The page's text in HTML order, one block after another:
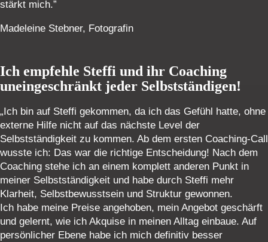
stärkt mich.”
Madeleine Stebner, Fotografin
Ich empfehle Steffi und ihr Coaching
uneingeschränkt jeder Selbstständigen!
„Ich bin auf Steffi gekommen, da ich das Gefühl hatte, ohne
externe Hilfe nicht auf das nächste Level der
Selbstständigkeit zu kommen. Ab dem ersten Coaching-Call
wusste ich: Das war die richtige Entscheidung! Nach dem
Coaching stehe ich an einem komplett anderen Punkt in
meiner Selbstständigkeit und habe durch Steffi mehr
Klarheit, Selbstbewusstsein und Struktur gewonnen.
Ich habe meine Preise angehoben, mein Angebot geschärft
und gelernt, wie ich Akquise in meinen Alltag einbaue. Auf
persönlicher Ebene habe ich mich definitiv besser